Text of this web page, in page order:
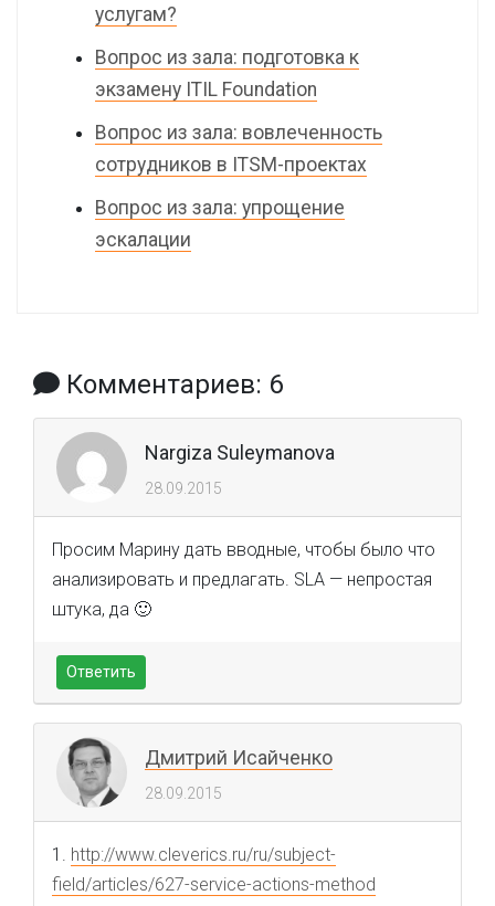
услугам?
Вопрос из зала: подготовка к
экзамену ITIL Foundation
Вопрос из зала: вовлеченность
сотрудников в ITSM-проектах
Вопрос из зала: упрощение
эскалации
Комментариев: 6
Nargiza Suleymanova
28.09.2015
Просим Марину дать вводные, чтобы было что
анализировать и предлагать. SLA — непростая
штука, да 🙂
Ответить
Дмитрий Исайченко
28.09.2015
1. http://www.cleverics.ru/ru/subject-
field/articles/627-service-actions-method